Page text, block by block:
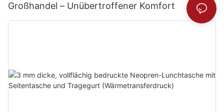
Großhandel – Unübertroffener Komfort